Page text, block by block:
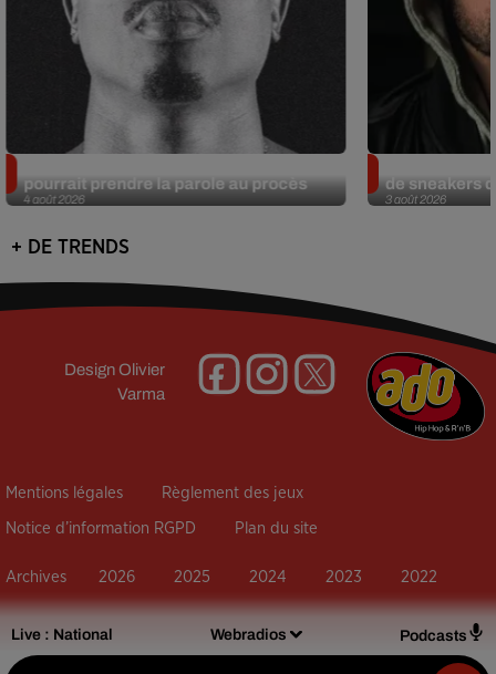
Live : National Webradios Podcasts
4 août 2026
pourrait prendre la parole au procès
3 août 2026
de sneakers
+ DE TRENDS
Design Olivier
Varma
Mentions légales Règlement des jeux
Notice d’information RGPD Plan du site
Archives 2026 2025 2024 2023 2022